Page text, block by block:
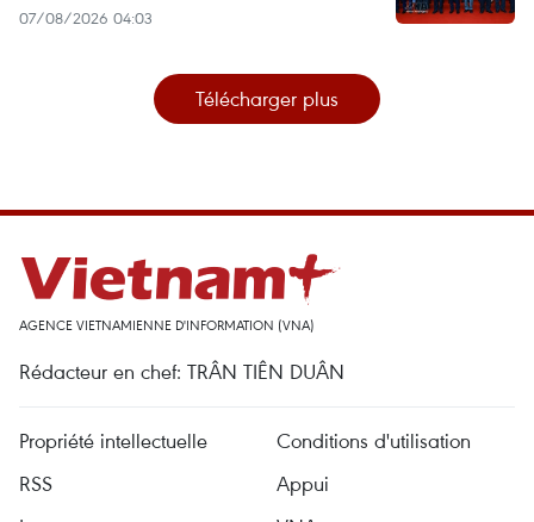
07/08/2026 04:03
Télécharger plus
AGENCE VIETNAMIENNE D'INFORMATION (VNA)
Rédacteur en chef: TRÂN TIÊN DUÂN
Propriété intellectuelle
Conditions d'utilisation
RSS
Appui